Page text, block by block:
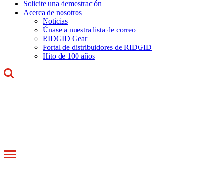
Solicite una demostración
Acerca de nosotros
Noticias
Únase a nuestra lista de correo
RIDGID Gear
Portal de distribuidores de RIDGID
Hito de 100 años
Toggle